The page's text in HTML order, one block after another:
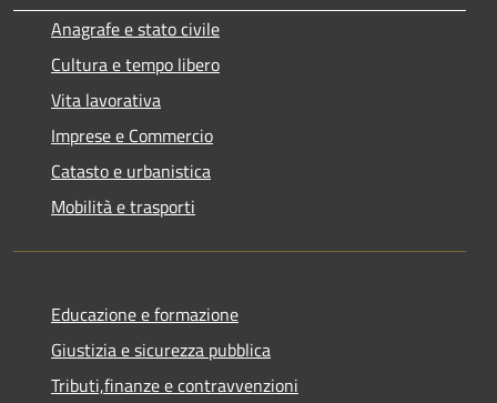
Anagrafe e stato civile
Cultura e tempo libero
Vita lavorativa
Imprese e Commercio
Catasto e urbanistica
Mobilità e trasporti
Educazione e formazione
Giustizia e sicurezza pubblica
Tributi,finanze e contravvenzioni